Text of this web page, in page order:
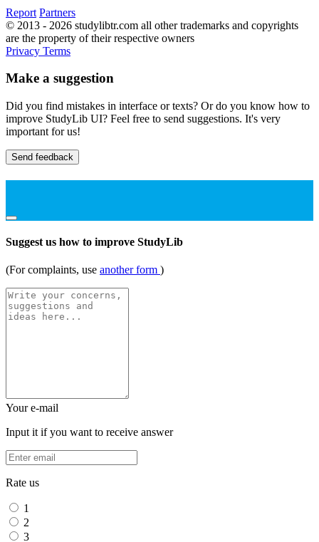
Report Partners
© 2013 - 2026 studylibtr.com all other trademarks and copyrights
are the property of their respective owners
Privacy Terms
Make a suggestion
Did you find mistakes in interface or texts? Or do you know how to
improve StudyLib UI? Feel free to send suggestions. It's very
important for us!
Send feedback
Suggest us how to improve StudyLib
(For complaints, use another form )
Your e-mail
Input it if you want to receive answer
Rate us
1
2
3